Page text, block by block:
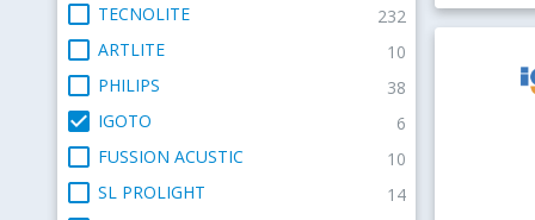
check_box_outline_blank TECNOLITE 232
check_box_outline_blank ARTLITE 10
check_box_outline_blank PHILIPS 38
check_box IGOTO 6
check_box_outline_blank FUSSION ACUSTIC 10
check_box_outline_blank SL PROLIGHT 14